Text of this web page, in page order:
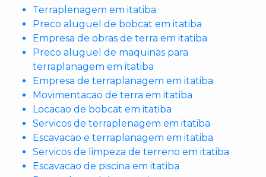
Terraplenagem em itatiba
Preco aluguel de bobcat em itatiba
Empresa de obras de terra em itatiba
Preco aluguel de maquinas para
terraplanagem em itatiba
Empresa de terraplanagem em itatiba
Movimentacao de terra em itatiba
Locacao de bobcat em itatiba
Servicos de terraplenagem em itatiba
Escavacao e terraplanagem em itatiba
Servicos de limpeza de terreno em itatiba
Escavacao de piscina em itatiba